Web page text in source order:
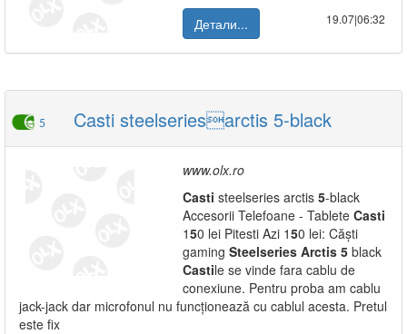
Детали...
19.07|06:32
5 Casti steelseriesarctis 5-black
www.olx.ro
Casti steelseries arctis 5-black
Accesorii Telefoane - Tablete Casti
150 lei Pitesti Azi 150 lei: Căști
gaming Steelseries Arctis 5 black
Castile se vinde fara cablu de
conexiune. Pentru proba am cablu
jack-jack dar microfonul nu funcționează cu cablul acesta. Pretul
este fix